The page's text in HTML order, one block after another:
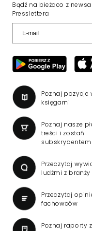
Bądź na bieżaco z
Presslettera
Poznaj pozycje
księgarni
Poznaj nasze
treści i zostań
subskrybentem
Przeczytaj
ludźmi z branży
Przeczytaj
fachowców
Poznaj raporty